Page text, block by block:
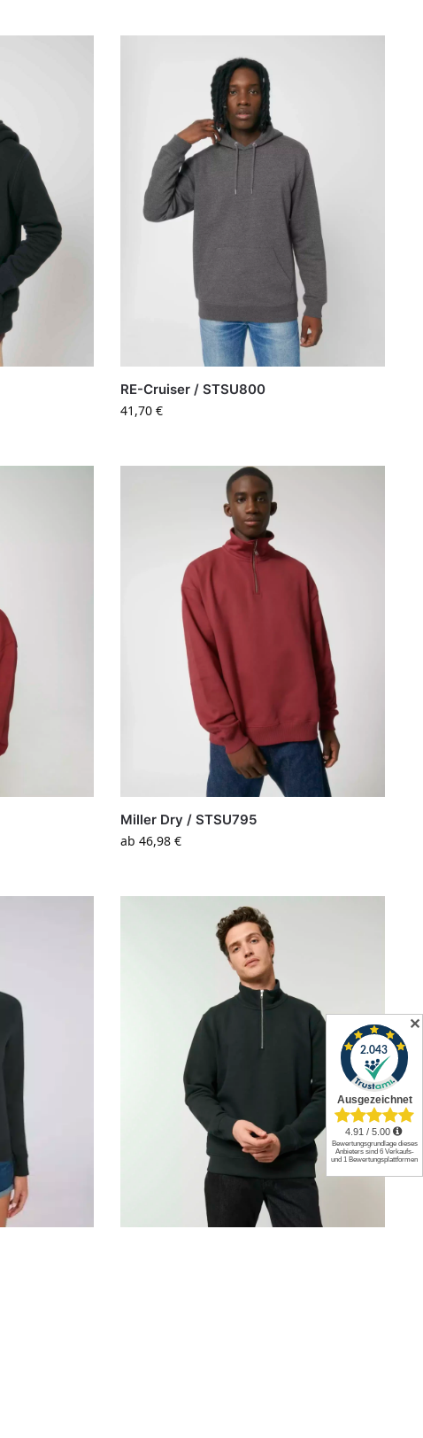
RE-Cruiser / STSU800
41,70€
Miller Dry / STSU795
ab46,98€
✕